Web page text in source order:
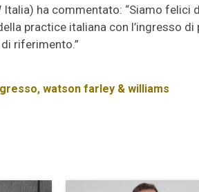
Italia) ha commentato: “Siamo
practice italiana con l’ingresso
riferimento.”
, watson farley & williams